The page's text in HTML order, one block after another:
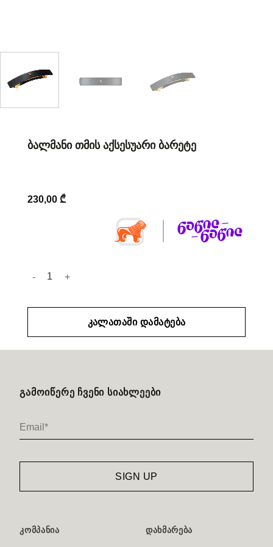
ᲑᲐᲚᲛᲐᲜᲘ ᲗᲛᲘᲡ ᲐᲥᲡᲔᲡᲣᲐᲠᲘ ᲑᲐᲠᲔᲢᲔ
230,00 ₾
რაოდენობა: ბალმანი თმის აქსესუარი ბარეტე
ᲙᲐᲚᲐᲗᲐᲨᲘ ᲓᲐᲛᲐᲢᲔᲑᲐ
ᲒᲐᲛᲝᲘᲬᲔᲠᲔ ᲩᲕᲔᲜᲘ ᲡᲘᲐᲮᲚᲔᲔᲑᲘ
ᲙᲝᲛᲞᲐᲜᲘᲐ ᲓᲐᲮᲛᲐᲠᲔᲑᲐ